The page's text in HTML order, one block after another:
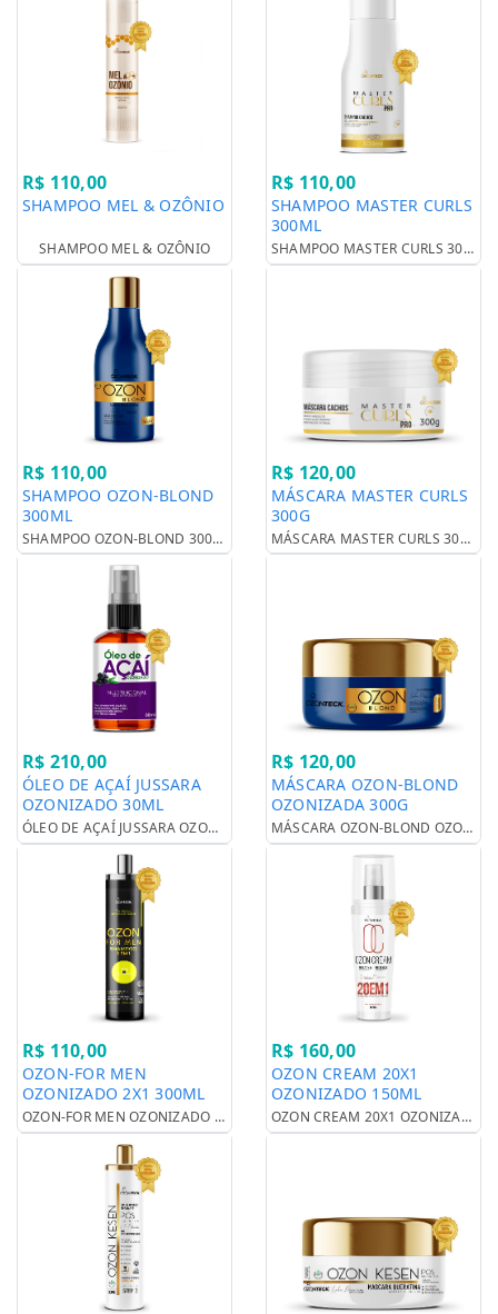
R$ 110,00
SHAMPOO MEL & OZÔNIO
SHAMPOO MEL & OZÔNIO
R$ 110,00
SHAMPOO MASTER CURLS
300ML
SHAMPOO MASTER CURLS 300ML
R$ 110,00
SHAMPOO OZON-BLOND
300ML
SHAMPOO OZON-BLOND 300ML
R$ 120,00
MÁSCARA MASTER CURLS
300G
MÁSCARA MASTER CURLS 300G
R$ 210,00
ÓLEO DE AÇAÍ JUSSARA
OZONIZADO 30ML
ÓLEO DE AÇAÍ JUSSARA OZONIZADO 30ML
R$ 120,00
MÁSCARA OZON-BLOND
OZONIZADA 300G
MÁSCARA OZON-BLOND OZONIZADA 300G
R$ 110,00
OZON-FOR MEN
OZONIZADO 2X1 300ML
OZON-FOR MEN OZONIZADO 2X1 300ML
R$ 160,00
OZON CREAM 20X1
OZONIZADO 150ML
OZON CREAM 20X1 OZONIZADO 150ML